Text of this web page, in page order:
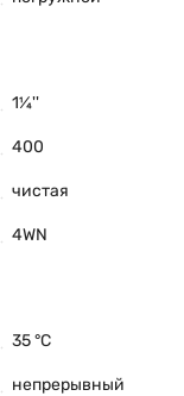
1¼''
400
чистая
4WN
35 °C
непрерывный